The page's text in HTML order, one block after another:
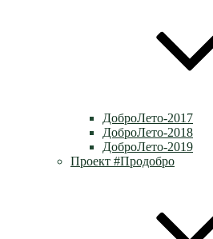
ДоброЛето-2017
ДоброЛето-2018
ДоброЛето-2019
Проект #Продобро